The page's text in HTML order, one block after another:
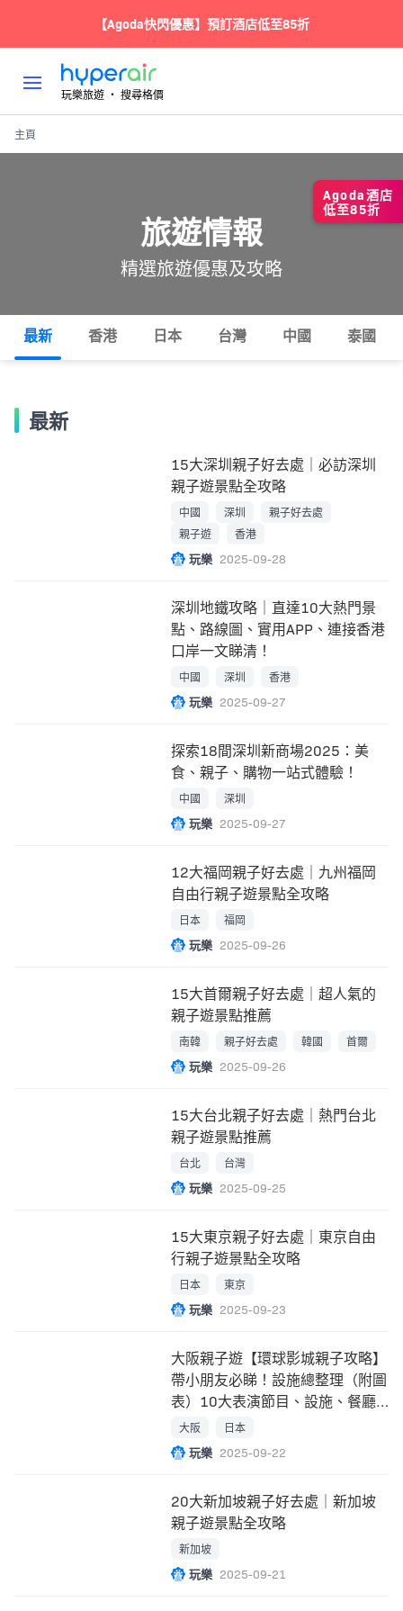
【Agoda快閃優惠】預訂酒店低至85折
玩樂旅遊 ‧ 搜尋格價
主頁
旅遊情報
精選旅遊優惠及攻略
最新 香港 日本 台灣 中國 泰國
最新
15大深圳親子好去處｜必訪深圳
親子遊景點全攻略
中國 深圳
親子好去處
親子遊
香港
玩樂 2025-09-28
深圳地鐵攻略｜直達10大熱門景
點、路線圖、實用APP、連接香港
口岸一文睇清！
中國 深圳 香港
玩樂 2025-09-27
探索18間深圳新商場2025：美
食、親子、購物一站式體驗！
中國 深圳
玩樂 2025-09-27
12大福岡親子好去處｜九州福岡
自由行親子遊景點全攻略
日本 福岡
玩樂 2025-09-26
15大首爾親子好去處｜超人氣的
親子遊景點推薦
南韓 親子好去處 韓國 首爾
玩樂 2025-09-26
15大台北親子好去處｜熱門台北
親子遊景點推薦
台北 台灣
玩樂 2025-09-25
15大東京親子好去處｜東京自由
行親子遊景點全攻略
日本 東京
玩樂 2025-09-23
大阪親子遊【環球影城親子攻略】
帶小朋友必睇！設施總整理（附圖
表）10大表演節目、設施、餐廳
指南！
大阪 日本
玩樂 2025-09-22
20大新加坡親子好去處｜新加坡
親子遊景點全攻略
新加坡
玩樂 2025-09-21
Agoda酒店
低至85折